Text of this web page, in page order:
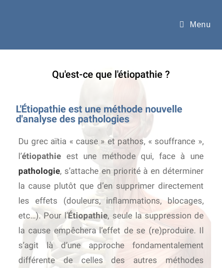
Menu
Qu'est-ce que l'étiopathie ?
L'Étiopathie est une méthode nouvelle
d'analyse des pathologies
Du grec aïtia « cause » et pathos, « souffrance »,
l’étiopathie est une méthode qui, face à une
pathologie, s’attache en priorité à en déterminer
la cause plutôt que d’en supprimer directement
les effets (douleurs, inflammations, blocages,
etc…). Pour l’Étiopathie, seule la suppression de
la cause empêchera l’effet de se (re)produire. Il
s’agit là d’une approche fondamentalement
différente de celles des autres méthodes